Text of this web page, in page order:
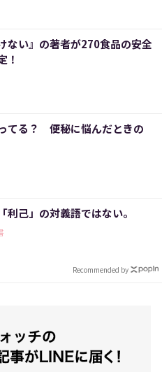
ない』の著者が270食品の安全
！
てる？ 便秘に悩んだときの
利己」の対義語ではない。
Recommended by